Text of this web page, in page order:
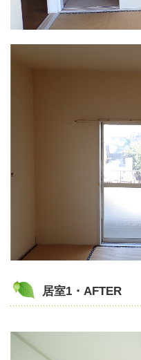
居室1・AFTER